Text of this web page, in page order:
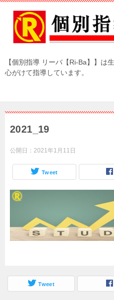
【個別指導 リーバ【Ri-Ba】】は
心がけて指導しています。
2021_19
公開日： 2021年1月11日
Tweet
Tweet